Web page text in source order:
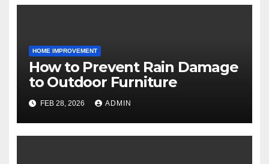
HOME IMPROVEMENT
How to Prevent Rain Damage
to Outdoor Furniture
FEB 28, 2026 ADMIN